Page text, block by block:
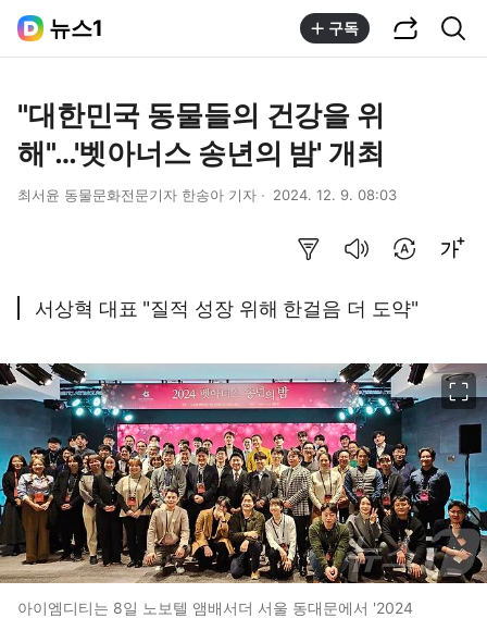
뉴스1 구독
"대한민국 동물들의 건강을 위
해"…'벳아너스 송년의 밤' 개최
최서윤 동물문화전문기자 한송아 기자 2024. 12. 9. 08:03
서상혁 대표 "질적 성장 위해 한걸음 더 도약"
아이엠디티는 8일 노보텔 앰배서더 서울 동대문에서 '2024